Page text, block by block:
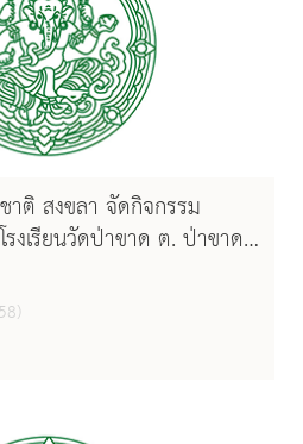
ติ สงขลา จัดกิจกรรม
เรียนวัดป่าขาด ต. ป่าขาด